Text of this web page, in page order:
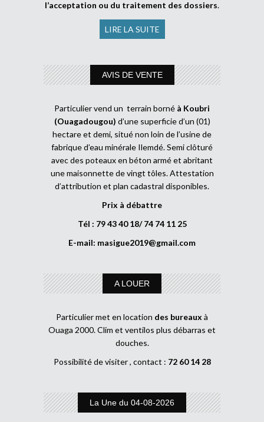
l’acceptation ou du traitement des dossiers.
LIRE LA SUITE
AVIS DE VENTE
Particulier vend un terrain borné à Koubri
(Ouagadougou) d’une superficie d’un (01)
hectare et demi, situé non loin de l’usine de
fabrique d’eau minérale Ilemdé. Semi clôturé
avec des poteaux en béton armé et abritant
une maisonnette de vingt tôles. Attestation
d’attribution et plan cadastral disponibles.
Prix à débattre
Tél : 79 43 40 18/ 74 74 11 25
E-mail: masigue2019@gmail.com
A LOUER
Particulier met en location des bureaux à
Ouaga 2000. Clim et ventilos plus débarras et
douches.
Possibilité de visiter , contact : 72 60 14 28
La Une du 04-08-2026